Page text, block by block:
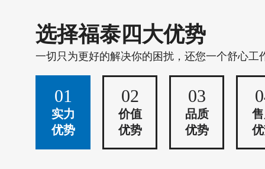
选择福泰四大优势
一切只为更好的解决你的困扰，还您一个舒心工
01
实力
优势
02
价值
优势
03
品质
优势